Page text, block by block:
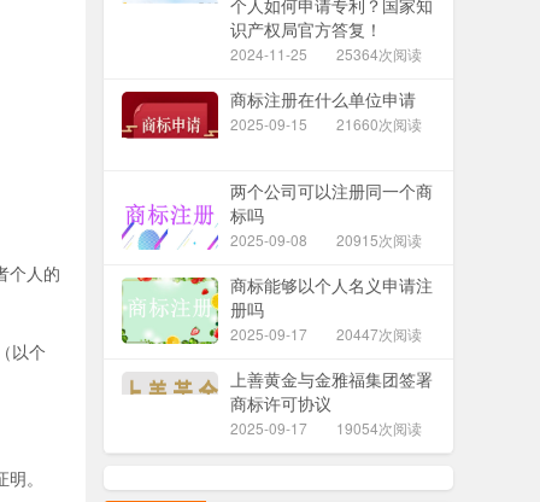
个人的
以个
。
个人如何申请专利？国家知
识产权局官方答复！
2024-11-25 25364次阅读
商标注册在什么单位申请
2025-09-15 21660次阅读
两个公司可以注册同一个商
标吗
2025-09-08 20915次阅读
商标能够以个人名义申请注
册吗
2025-09-17 20447次阅读
上善黄金与金雅福集团签署
商标许可协议
2025-09-17 19054次阅读